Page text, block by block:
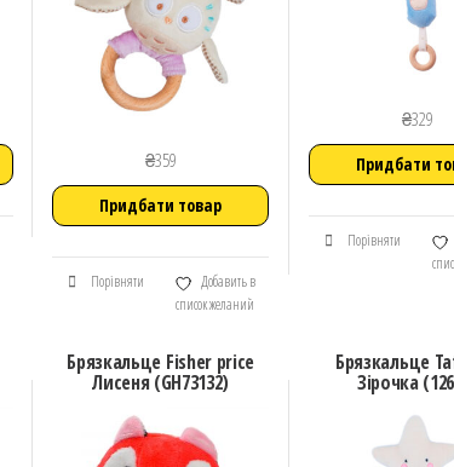
₴359
Придбати товар
Порівняти
Добавить в
список желаний
₴329
Придбати
Порівняти
Брязкальце Fisher price
Лисеня (GH73132)
Брязкальце
Зірочка